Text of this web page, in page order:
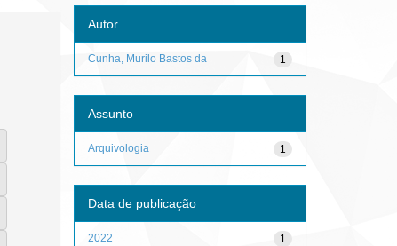
Autor
1
Cunha, Murilo Bastos da
Assunto
1
Arquivologia
Data de publicação
1
2022